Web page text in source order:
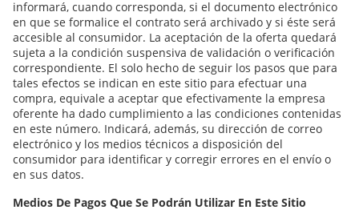
informará, cuando corresponda, si el documento electrónico
en que se formalice el contrato será archivado y si éste será
accesible al consumidor. La aceptación de la oferta quedará
sujeta a la condición suspensiva de validación o verificación
correspondiente. El solo hecho de seguir los pasos que para
tales efectos se indican en este sitio para efectuar una
compra, equivale a aceptar que efectivamente la empresa
oferente ha dado cumplimiento a las condiciones contenidas
en este número. Indicará, además, su dirección de correo
electrónico y los medios técnicos a disposición del
consumidor para identificar y corregir errores en el envío o
en sus datos.
Medios De Pagos Que Se Podrán Utilizar En Este Sitio